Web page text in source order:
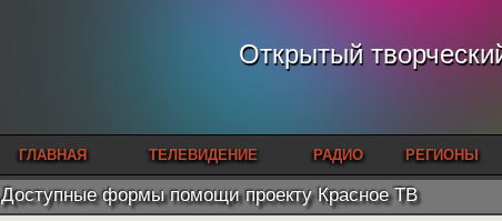
Открытый
ГЛАВНАЯ ТЕЛЕВИДЕНИЕ РАДИО РЕГИОНЫ
Доступные формы помощи проекту Красное ТВ